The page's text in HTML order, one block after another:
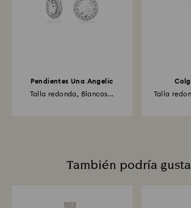
Pendientes Una Angelic
Talla redonda, Blancos...
Talla
También podría